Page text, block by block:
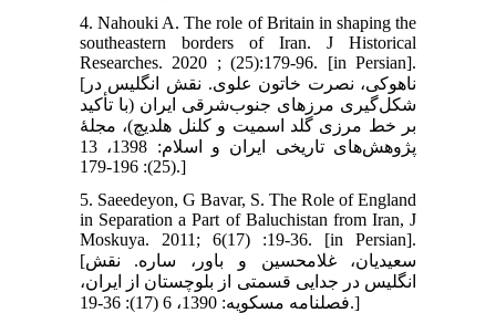
4. Nahouki A. The role of Britain in shaping the
southeastern borders of Iran. J Historical
Researches. 2020 ; (25):179-96. [in Persian].
[ناهوکی، نصرت خاتون علوی. نقش انگلیس در
شکل‌گیری مرزهای جنوب‌شرقی ایران (با تأکید
بر خط مرزی گلد اسمیت و کلنل هلدیچ)، مجلۀ
پژوهش‌های تاریخی ایران و اسلام: 1398، 13
(25): 196-179.]
5. Saeedeyon, G Bavar, S. The Role of England
in Separation a Part of Baluchistan from Iran, J
Moskuya. 2011; 6(17) :19-36. [in Persian].
[سعیدیان، غلامحسین و باور، ساره. نقش
انگلیس در جدایی قسمتی از بلوچستان از ایران،
فصلنامه مسکویه: 1390، 6 (17): 36-19.]